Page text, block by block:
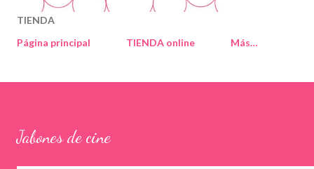
TIENDA
Página principal
TIENDA online Más…
Jabones de cine